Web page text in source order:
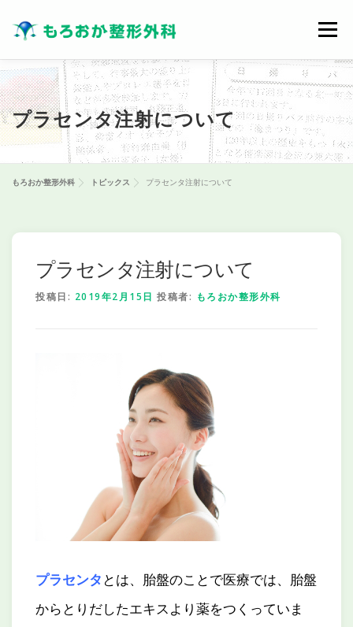
ツ
へ
ス
キ
ッ
プ
メニュー
プラセンタ注射について
もろおか整形外科 トピックス プラセンタ注射について
プラセンタ注射について
投稿日: 2019年2月15日 投稿者: もろおか整形外科
プラセンタ とは、胎盤のことで医療では、胎盤
からとりだしたエキスより薬をつくっていま